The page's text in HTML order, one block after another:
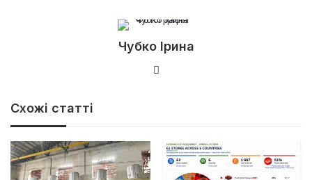
Чубко Ірина
Схожі статті